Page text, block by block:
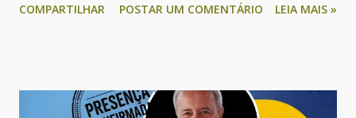
tradição da culinária do recôncavo baiano e conhecer sua
município de Sapeaçu. Ela realizou um processo de
COMPARTILHAR POSTAR UM COMENTÁRIO LEIA MAIS »